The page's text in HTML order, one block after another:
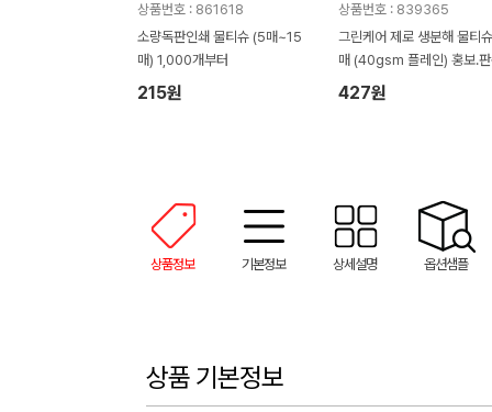
상품번호 : 861618
소량독판인쇄 물티슈 (5매~15
매) 1,000개부터
215원
상품번호 : 839365
그린케어 제로 생분해 물티
매 (40gsm 플레인) 홍보.
용 물티슈
427원
상품정보 기본정보 상세설명 옵션샘플
상품 기본정보